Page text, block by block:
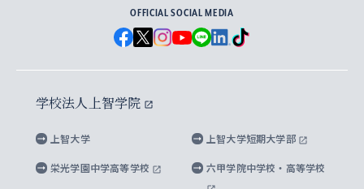
経済学研究科
グローバル・スタディーズ研究科
メディア・ジャーナリズム研究所
水稀少社会研究センター
先進機械・構造材料イノベーションセンター
国による高等教育の修学支援新制度
大学院生対象の奨学金
海外留学する際の費用と奨学金
父母・保証人とのネットワーク
学外とのネットワーク
上智大学大学案内・大学院案内
英文広報誌 SOPHIA magazine
上智大学のビジュアル・アイデンティティ
上智大学ビジュアル・アイデンティティ
上智大学校歌 ・上智大学学生歌
上智大学への取材・キャンパスでの撮影について
上智大学の公開情報
上智大学の教育研究活動等の情報公表
キャンパス案内
OFFICIAL SOCIAL MEDIA
学校法人上智学院
上智大学 上智大学短期大学部
栄光学園中学高等学校 六甲学院中学校・高等学校